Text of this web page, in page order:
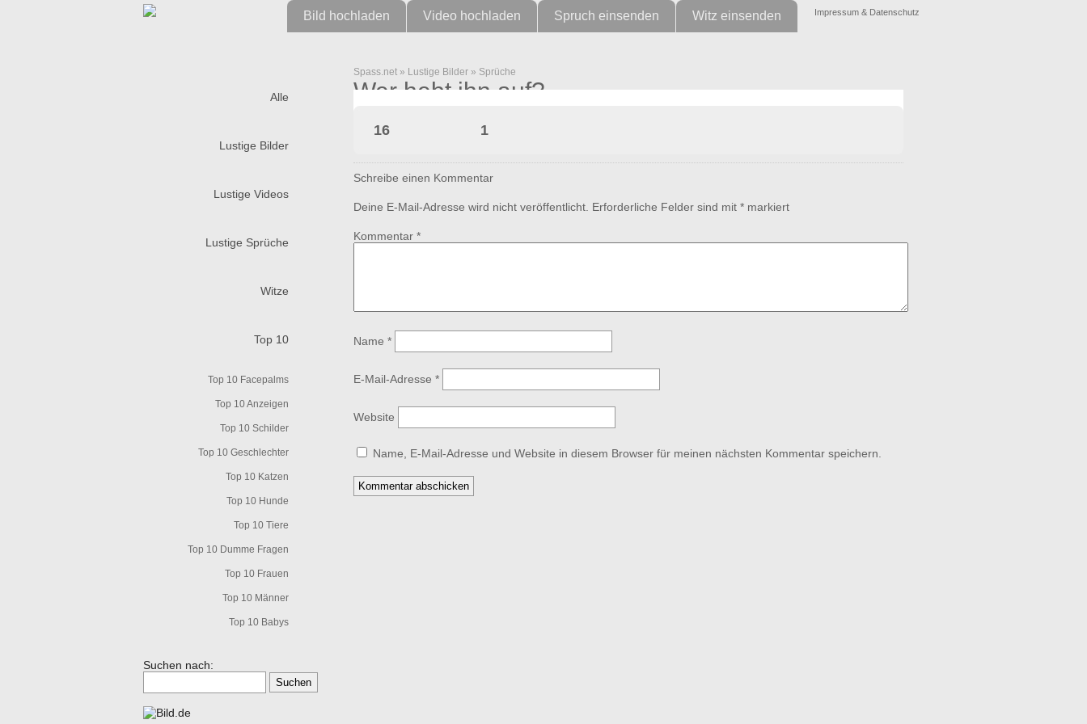
Impressum & Datenschutz
Bild hochladen Video hochladen Spruch einsenden Witz einsenden
Alle
Lustige Bilder
Lustige Videos
Lustige Sprüche
Witze
Top 10
Top 10 Facepalms
Top 10 Anzeigen
Top 10 Schilder
Top 10 Geschlechter
Top 10 Katzen
Top 10 Hunde
Top 10 Tiere
Top 10 Dumme Fragen
Top 10 Frauen
Top 10 Männer
Top 10 Babys
Suchen nach:
Spass.net » Lustige Bilder » Sprüche
Wer hebt ihn auf?
16 1
Schreibe einen Kommentar
Deine E-Mail-Adresse wird nicht veröffentlicht. Erforderliche Felder sind mit * markiert
Kommentar *
Name *
E-Mail-Adresse *
Website
Name, E-Mail-Adresse und Website in diesem Browser für meinen nächsten Kommentar speichern.